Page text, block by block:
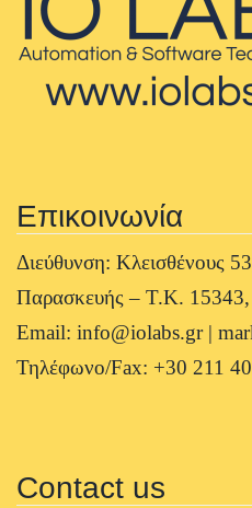
Επικοινωνία
Διεύθυνση: Κλεισθένους
Παρασκευής – Τ.Κ. 15343,
Email: info@iolabs.gr |
Τηλέφωνο/Fax: +30 211
Contact us